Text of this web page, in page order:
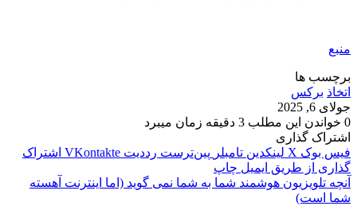
منبع
برچسب ها
اتخاذ برکس
جولای 6, 2025
0 خواندن این مطلب 3 دقیقه زمان میبرد
اشتراک گذاری
فیس بوک X لینکدین ‫تامبلر ‫پین‌ترست ‫رددیت ‫VKontakte اشتراک
گذاری از طریق ایمیل چاپ
آنچه تلویزیون هوشمند شما به شما نمی گوید (اما اینترنت آهسته
شما است)